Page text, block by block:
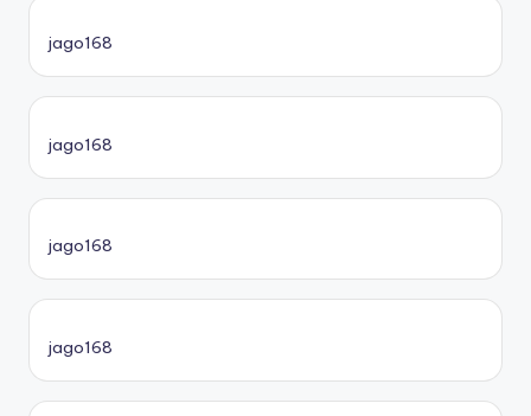
jago168
jago168
jago168
jago168